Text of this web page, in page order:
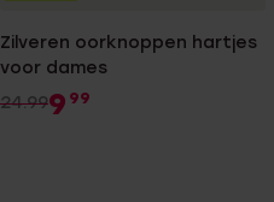
Zilveren oorknoppen hartjes
voor dames
24.999 99